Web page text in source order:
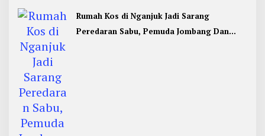
Rumah Kos di Nganjuk Jadi Sarang
Peredaran Sabu, Pemuda Jombang Dan